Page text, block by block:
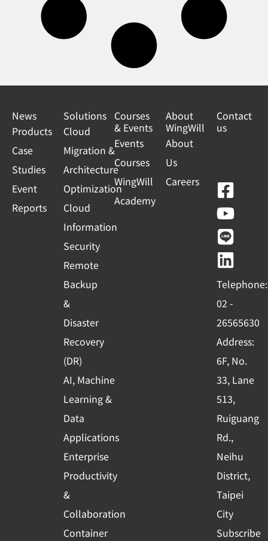
News
Products
Case
Studies
Event
Reports
Solutions
Cloud
Migration &
Architecture
Optimization
Cloud
Information
Security
Remote
Backup
&
Disaster
Recovery
(DR)
AI, Machine
Learning &
Data
Applications
Enterprise
Productivity
&
Collaboration
Container
Courses
& Events
Events
Courses
WingWill
Academy
About
WingWill
About
Us
Careers
Contact
us
F
a
c
e
b
o
o
k
-
s
q
u
a
r
e
Y
o
u
t
u
b
e
L
i
n
e
L
i
n
k
e
d
i
n
Telephone:
02 -
26565630
Address:
6F, No.
33, Lane
513,
Ruiguang
Rd.,
Neihu
District,
Taipei
City
Subscribe